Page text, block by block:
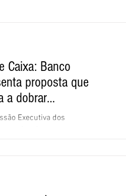
Caixa: Banco
proposta que
a dobrar
Executiva dos
a proposta apresentada pelo
o custeio do Saúde Caixa,
negociações específicas da